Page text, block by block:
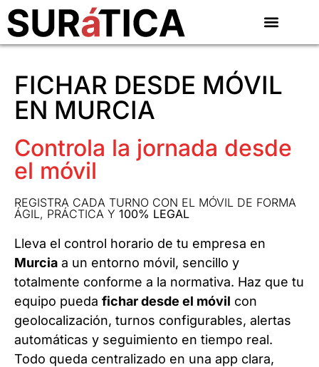
FICHAR DESDE MÓVIL
EN MURCIA
Controla la jornada desde
el móvil
REGISTRA CADA TURNO CON EL MÓVIL DE FORMA
ÁGIL, PRÁCTICA Y 100% LEGAL
Lleva el control horario de tu empresa en
Murcia a un entorno móvil, sencillo y
totalmente conforme a la normativa. Haz que tu
equipo pueda fichar desde el móvil con
geolocalización, turnos configurables, alertas
automáticas y seguimiento en tiempo real.
Todo queda centralizado en una app clara,